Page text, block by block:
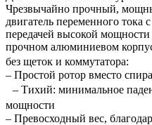
Чрезвычайно прочный,
двигатель переменного тока
передачей высокой
прочном алюминиевом
без щеток и коммутатора:
– Простой ротор вместо
– Тихий: минимальное
мощности
– Превосходный вес,